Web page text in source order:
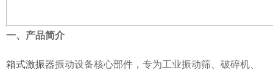
一、产品简介
箱式激振器振动设备核心部件，专为工业振动筛、破碎机、